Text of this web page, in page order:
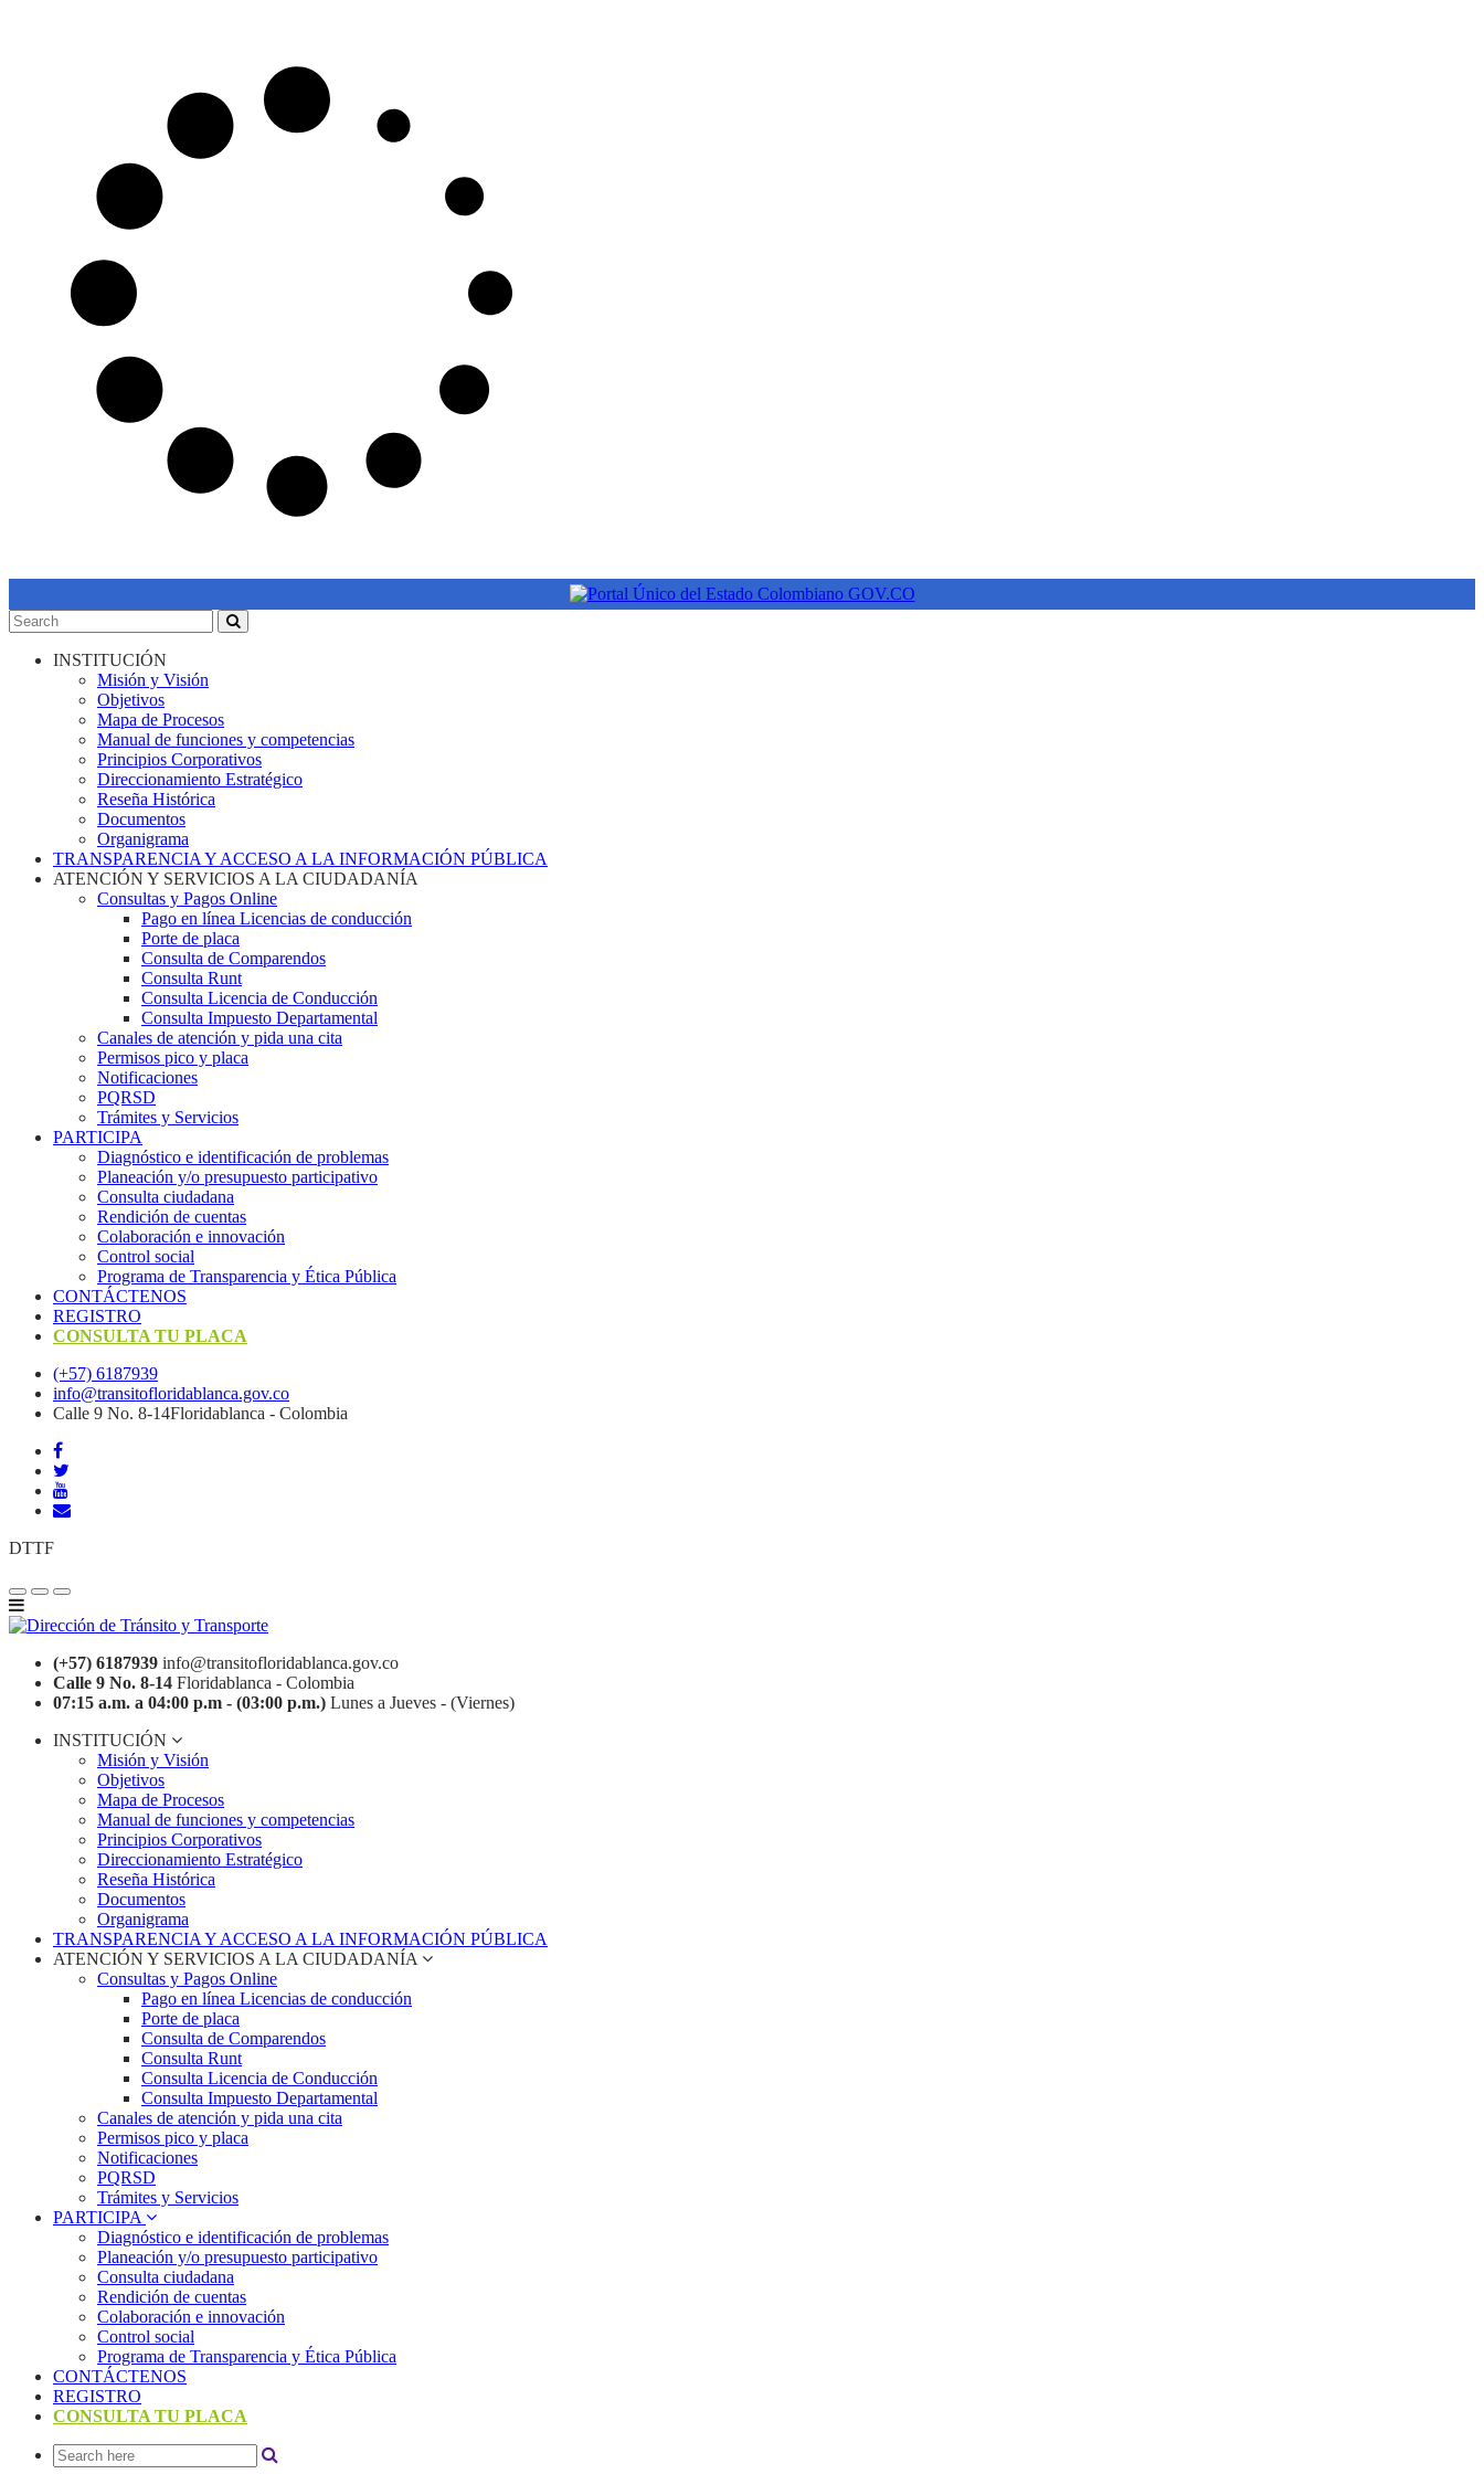
INSTITUCIÓN
Misión y Visión
Objetivos
Mapa de Procesos
Manual de funciones y competencias
Principios Corporativos
Direccionamiento Estratégico
Reseña Histórica
Documentos
Organigrama
TRANSPARENCIA Y ACCESO A LA INFORMACIÓN PÚBLICA
ATENCIÓN Y SERVICIOS A LA CIUDADANÍA
Consultas y Pagos Online
Pago en línea Licencias de conducción
Porte de placa
Consulta de Comparendos
Consulta Runt
Consulta Licencia de Conducción
Consulta Impuesto Departamental
Canales de atención y pida una cita
Permisos pico y placa
Notificaciones
PQRSD
Trámites y Servicios
PARTICIPA
Diagnóstico e identificación de problemas
Planeación y/o presupuesto participativo​
Consulta ciudadana
Rendición de cuentas
Colaboración e innovación
Control social
Programa de Transparencia y Ética Pública
CONTÁCTENOS
REGISTRO
CONSULTA TU PLACA
(+57) 6187939
info@transitofloridablanca.gov.co
Calle 9 No. 8-14Floridablanca - Colombia
DTTF
(+57) 6187939 info@transitofloridablanca.gov.co
Calle 9 No. 8-14 Floridablanca - Colombia
07:15 a.m. a 04:00 p.m - (03:00 p.m.) Lunes a Jueves - (Viernes)
INSTITUCIÓN
Misión y Visión
Objetivos
Mapa de Procesos
Manual de funciones y competencias
Principios Corporativos
Direccionamiento Estratégico
Reseña Histórica
Documentos
Organigrama
TRANSPARENCIA Y ACCESO A LA INFORMACIÓN PÚBLICA
ATENCIÓN Y SERVICIOS A LA CIUDADANÍA
Consultas y Pagos Online
Pago en línea Licencias de conducción
Porte de placa
Consulta de Comparendos
Consulta Runt
Consulta Licencia de Conducción
Consulta Impuesto Departamental
Canales de atención y pida una cita
Permisos pico y placa
Notificaciones
PQRSD
Trámites y Servicios
PARTICIPA
Diagnóstico e identificación de problemas
Planeación y/o presupuesto participativo​
Consulta ciudadana
Rendición de cuentas
Colaboración e innovación
Control social
Programa de Transparencia y Ética Pública
CONTÁCTENOS
REGISTRO
CONSULTA TU PLACA